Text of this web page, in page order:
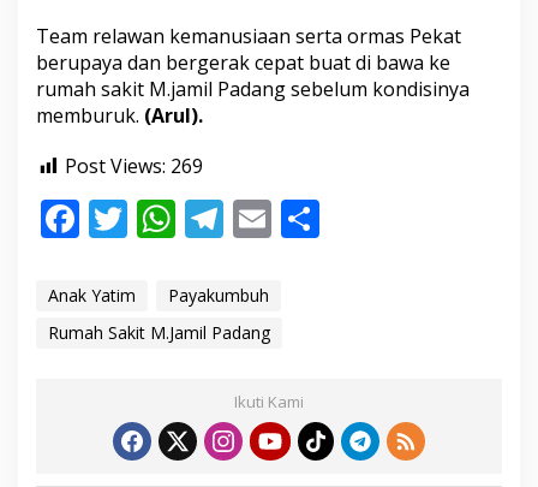
Team relawan kemanusiaan serta ormas Pekat
berupaya dan bergerak cepat buat di bawa ke
rumah sakit M.jamil Padang sebelum kondisinya
memburuk. (Arul).
Post Views: 269
F
e
b
T
itt
er
W
at
s
p
p
T
e
gr
m
E
Anak Yatim
Payakumbuh
Rumah Sakit M.Jamil Padang
Ikuti Kami